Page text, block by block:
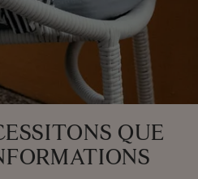
QUE